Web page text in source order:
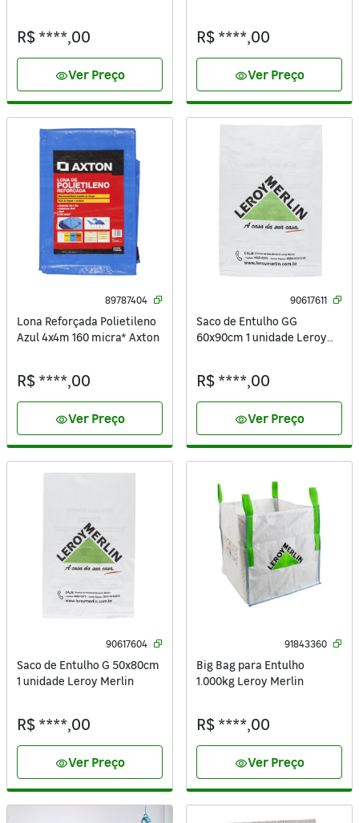
R$ ****,00
visibilityVer Preço
R$ ****,00
visibilityVer Preço
89787404
Lona Reforçada Polietileno
Azul 4x4m 160 micra* Axton
R$ ****,00
visibilityVer Preço
90617611
Saco de Entulho GG
60x90cm 1 unidade Leroy
R$ ****,00
visibilityVer Preço
90617604
Saco de Entulho G 50x80cm
1 unidade Leroy Merlin
R$ ****,00
visibilityVer Preço
91843360
Big Bag para Entulho
1.000kg Leroy Merlin
R$ ****,00
visibilityVer Preço